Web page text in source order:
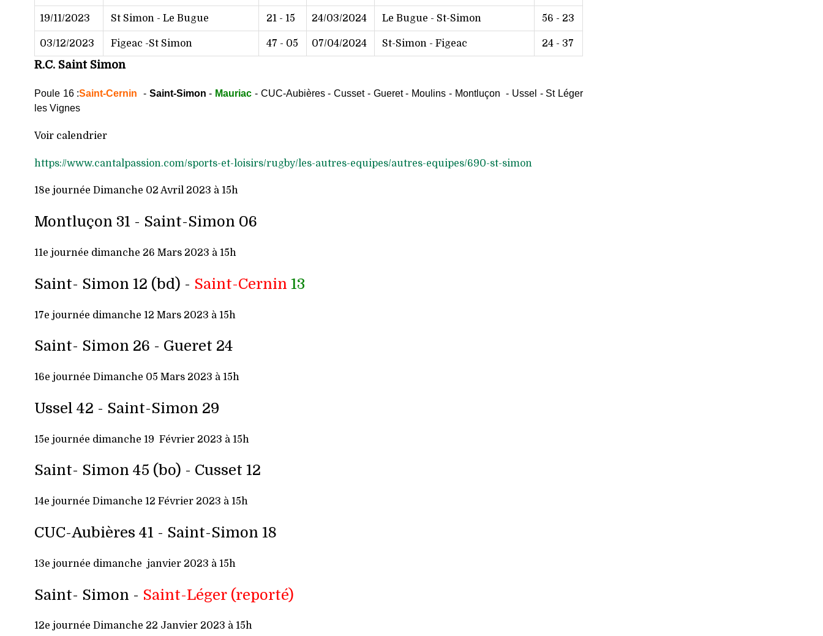
19/11/2023 St Simon - Le Bugue 21 - 15 24/03/2024 Le Bugue - St-Simon 56 - 23
03/12/2023 Figeac -St Simon 47 - 05 07/04/2024 St-Simon - Figeac 24 - 37
R.C. Saint Simon
Poule 16 :Saint-Cernin - Saint-Simon - Mauriac - CUC-Aubières - Cusset - Gueret - Moulins - Montluçon - Ussel - St Léger
les Vignes
Voir calendrier
https://www.cantalpassion.com/sports-et-loisirs/rugby/les-autres-equipes/autres-equipes/690-st-simon
18e journée Dimanche 02 Avril 2023 à 15h
Montluçon 31 - Saint-Simon 06
11e journée dimanche 26 Mars 2023 à 15h
Saint- Simon 12 (bd) - Saint-Cernin 13
17e journée dimanche 12 Mars 2023 à 15h
Saint- Simon 26 - Gueret 24
16e journée Dimanche 05 Mars 2023 à 15h
Ussel 42 - Saint-Simon 29
15e journée dimanche 19 Février 2023 à 15h
Saint- Simon 45 (bo) - Cusset 12
14e journée Dimanche 12 Février 2023 à 15h
CUC-Aubières 41 - Saint-Simon 18
13e journée dimanche janvier 2023 à 15h
Saint- Simon - Saint-Léger (reporté)
12e journée Dimanche 22 Janvier 2023 à 15h